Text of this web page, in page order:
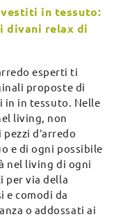
in tessuto:
divani relax di
esperti ti
proposte di
in in tessuto. Nelle
living, non
d’arredo
e di ogni possibile
nel living di ogni
per via della
e comodi da
o addossati ai